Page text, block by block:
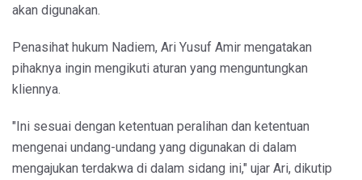
akan digunakan.
Penasihat hukum Nadiem, Ari Yusuf Amir mengatakan
pihaknya ingin mengikuti aturan yang menguntungkan
kliennya.
"Ini sesuai dengan ketentuan peralihan dan ketentuan
mengenai undang-undang yang digunakan di dalam
mengajukan terdakwa di dalam sidang ini," ujar Ari, dikutip